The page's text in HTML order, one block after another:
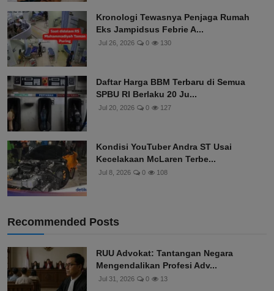
Kronologi Tewasnya Penjaga Rumah
Eks Jampidsus Febrie A...
Jul 26, 2026 0 130
Daftar Harga BBM Terbaru di Semua
SPBU RI Berlaku 20 Ju...
Jul 20, 2026 0 127
Kondisi YouTuber Andra ST Usai
Kecelakaan McLaren Terbe...
Jul 8, 2026 0 108
Recommended Posts
RUU Advokat: Tantangan Negara
Mengendalikan Profesi Adv...
Jul 31, 2026 0 13